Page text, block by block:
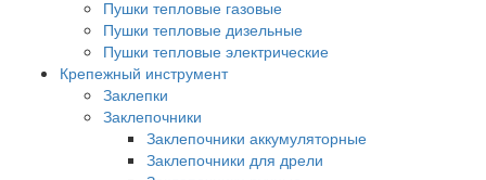
Пушки тепловые газовые
Пушки тепловые дизельные
Пушки тепловые электрические
Крепежный инструмент
Заклепки
Заклепочники
Заклепочники аккумуляторные
Заклепочники для дрели